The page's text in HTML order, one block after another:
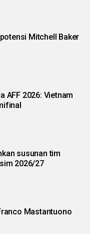
Mitchell Baker
AFF 2026: Vietnam
susunan tim
2026/27
Mastantuono